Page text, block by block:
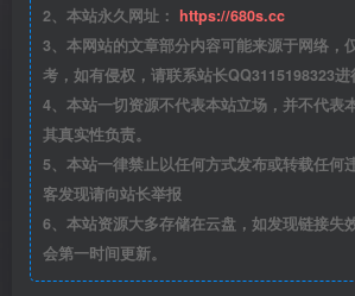
2、本站永久网址： https://680s.cc
3、本网站的文章部分内容可能来源于网络，
考，如有侵权，请联系站长QQ3115198323进
4、本站一切资源不代表本站立场，并不代表
其真实性负责。
5、本站一律禁止以任何方式发布或转载任何
客发现请向站长举报
6、本站资源大多存储在云盘，如发现链接失
会第一时间更新。